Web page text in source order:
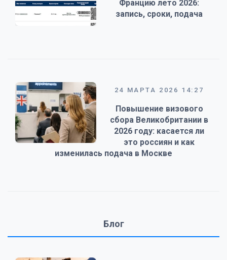
Францию лето 2026:
запись, сроки, подача
24 МАРТА 2026 14:27
Повышение визового
сбора Великобритании в
2026 году: касается ли
это россиян и как
изменилась подача в Москве
Блог